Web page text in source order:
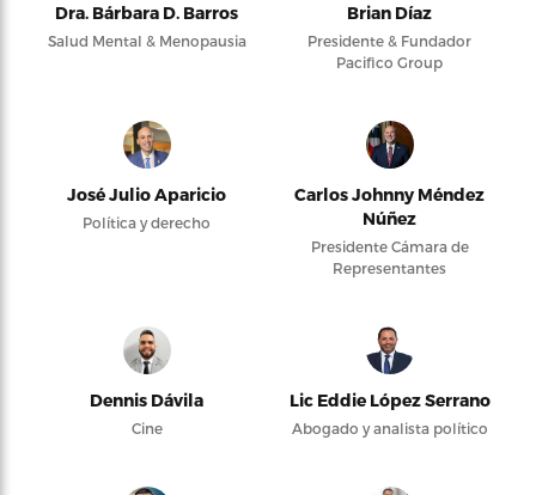
Dra. Bárbara D. Barros
Salud Mental & Menopausia
Brian Díaz
Presidente & Fundador
Pacifico Group
José Julio Aparicio
Política y derecho
Carlos Johnny Méndez
Núñez
Presidente Cámara de
Representantes
Dennis Dávila
Cine
Lic Eddie López Serrano
Abogado y analista político